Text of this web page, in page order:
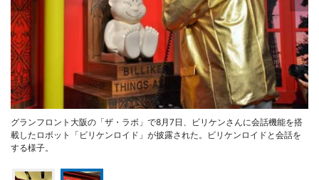
グランフロント大阪の「ザ・ラボ」で8月7日、ビリケンさんに会話機能を搭
載したロボット「ビリケンロイド」が披露された。ビリケンロイドと会話を
する様子。